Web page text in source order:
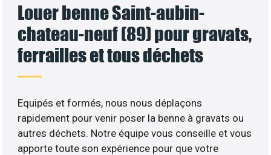
Louer benne Saint-aubin-
chateau-neuf (89) pour gravats,
ferrailles et tous déchets
Equipés et formés, nous nous déplaçons
rapidement pour venir poser la benne à gravats ou
autres déchets. Notre équipe vous conseille et vous
apporte toute son expérience pour que votre